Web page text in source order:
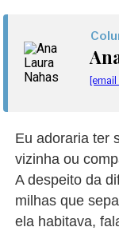
Eu adoraria ter
vizinha ou
A despeito da
milhas que
ela habitava,